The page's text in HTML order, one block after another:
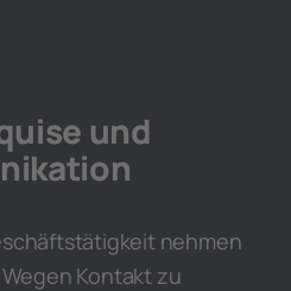
und
nehmen
Kontakt zu